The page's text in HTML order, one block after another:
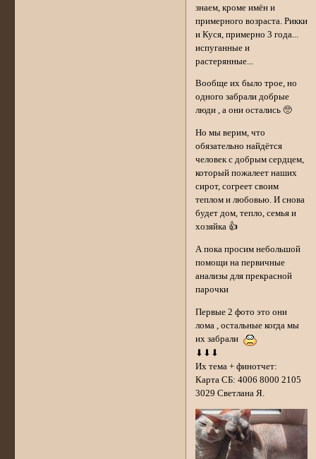
знаем, кроме имён и
примерного возраста. Рикки
и Куся, примерно 3 года...
испуганные и
растерянные...
Вообще их было трое, но
одного забрали добрые
люди , а они остались 🥺
Но мы верим, что
обязательно найдётся
человек с добрым сердцем,
который пожалеет наших
сирот, согреет своим
теплом и любовью. И снова
будет дом, тепло, семья и
хозяйка 👍
А пока просим небольшой
помощи на первичные
анализы для прекрасной
парочки
Первые 2 фото это они
лома , остальные когда мы
их забрали
⬇⬇⬇
Их тема + финотчет:
Карта СБ: 4006 8000 2105
3029 Светлана Я.